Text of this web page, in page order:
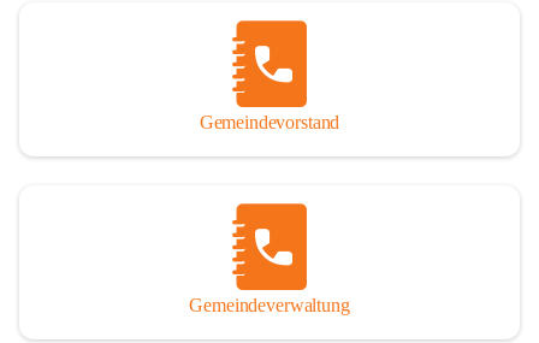
Gemeindevorstand
Gemeindeverwaltung